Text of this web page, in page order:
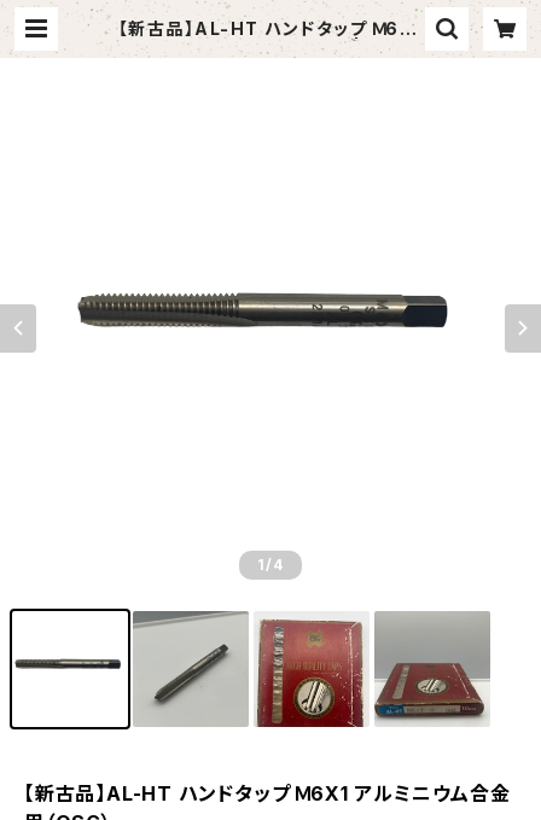
【新古品】AL-HT ハンドタップ Ｍ6X1
アルミニウム合金用（OSG） | toma
1 /4
【新古品】AL-HT ハンドタップ Ｍ6X1 アルミニウム合金